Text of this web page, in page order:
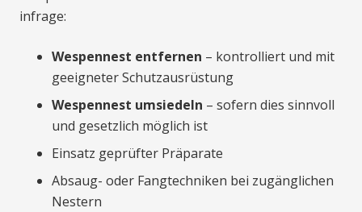
infrage:
Wespennest entfernen – kontrolliert und mit
geeigneter Schutzausrüstung
Wespennest umsiedeln – sofern dies sinnvoll
und gesetzlich möglich ist
Einsatz geprüfter Präparate
Absaug- oder Fangtechniken bei zugänglichen
Nestern